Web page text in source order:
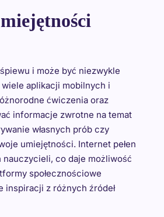
i może być niezwykle
aplikacji mobilnych i
ćwiczenia oraz
informacje zwrotne na temat
własnych prób czy
umiejętności. Internet pełen
co daje możliwość
społecznościowe
inspiracji z różnych źródeł